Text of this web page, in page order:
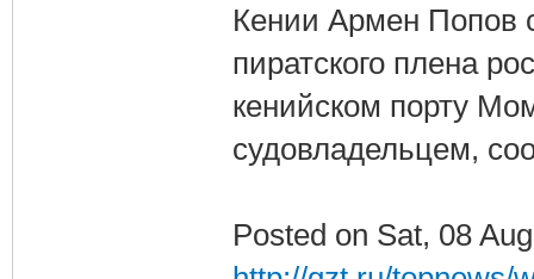
Кении Армен Попов
пиратского плена
кенийском порту
судовладельцем,
Posted on Sat, 08